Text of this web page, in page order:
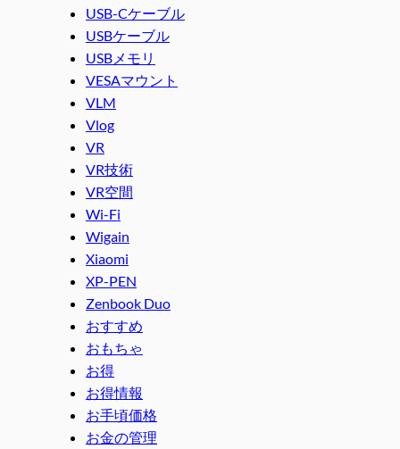
USB-Cケーブル
USBケーブル
USBメモリ
VESAマウント
VLM
Vlog
VR
VR技術
VR空間
Wi-Fi
Wigain
Xiaomi
XP-PEN
Zenbook Duo
おすすめ
おもちゃ
お得
お得情報
お手頃価格
お金の管理